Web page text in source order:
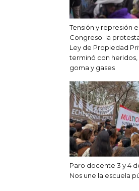
Tensión y represión
Congreso: la
Ley de Propiedad
terminó con heridos,
goma y gases
Paro docente 3 y 4
Nos une la escuela